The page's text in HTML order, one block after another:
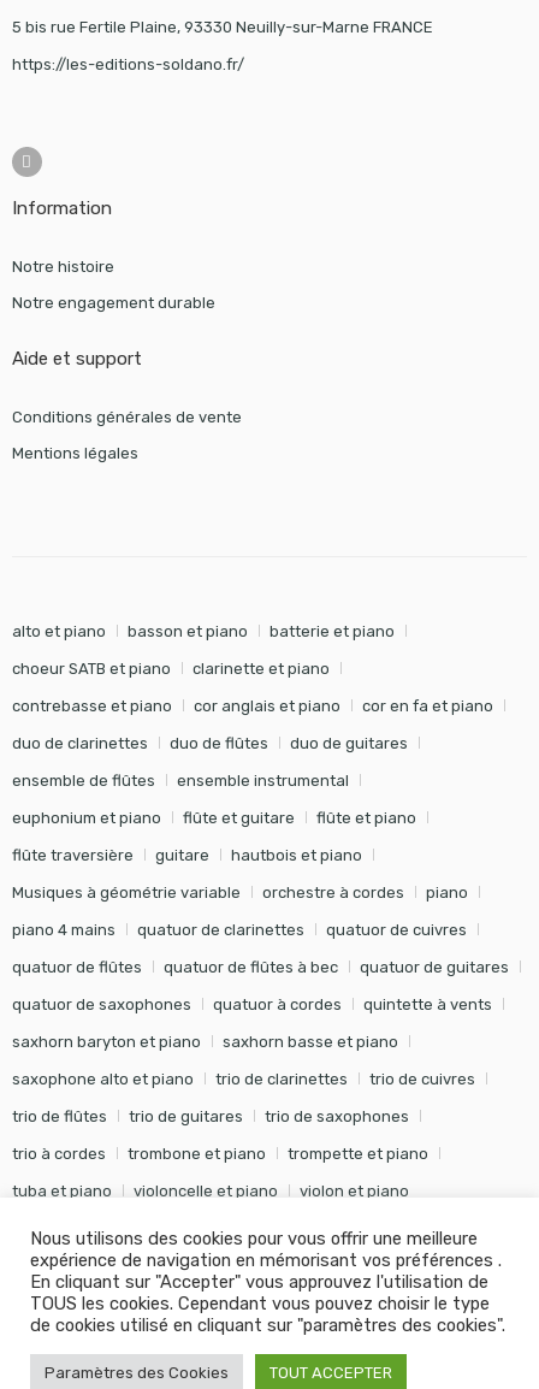
5 bis rue Fertile Plaine, 93330 Neuilly-sur-Marne FRANCE
https://les-editions-soldano.fr/
Information
Notre histoire
Notre engagement durable
Aide et support
Conditions générales de vente
Mentions légales
alto et piano basson et piano batterie et piano
choeur SATB et piano clarinette et piano
contrebasse et piano cor anglais et piano cor en fa et piano
duo de clarinettes duo de flûtes duo de guitares
ensemble de flûtes ensemble instrumental
euphonium et piano flûte et guitare flûte et piano
flûte traversière guitare hautbois et piano
Musiques à géométrie variable orchestre à cordes piano
piano 4 mains quatuor de clarinettes quatuor de cuivres
quatuor de flûtes quatuor de flûtes à bec quatuor de guitares
quatuor de saxophones quatuor à cordes quintette à vents
saxhorn baryton et piano saxhorn basse et piano
saxophone alto et piano trio de clarinettes trio de cuivres
trio de flûtes trio de guitares trio de saxophones
trio à cordes trombone et piano trompette et piano
tuba et piano violoncelle et piano violon et piano
© Editions Soldano - Tous droits réservés - Conception Khalid
KANOUF Agence Digitale
Nous utilisons des cookies pour vous offrir une meilleure
expérience de navigation en mémorisant vos préférences .
En cliquant sur "Accepter" vous approuvez l'utilisation de
TOUS les cookies. Cependant vous pouvez choisir le type
de cookies utilisé en cliquant sur "paramètres des cookies".
Paramètres des Cookies TOUT ACCEPTER